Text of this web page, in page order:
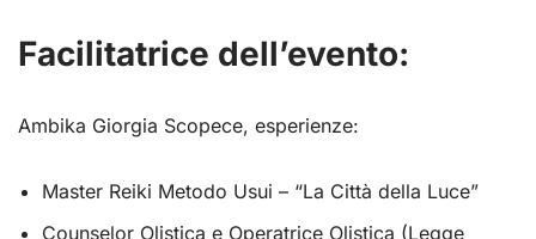
Facilitatrice dell’evento:
Ambika Giorgia Scopece, esperienze:
Master Reiki Metodo Usui – “La Città della Luce”
Counselor Olistica e Operatrice Olistica (Legge